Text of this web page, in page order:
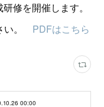
修を開催します。
い。 PDFはこちら
00:00